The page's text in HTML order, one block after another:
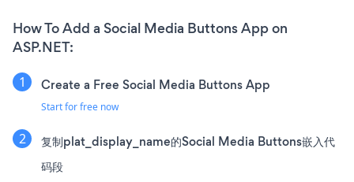
How To Add a Social Media Buttons App on
ASP.NET:
Create a Free Social Media Buttons App
Start for free now
复制plat_display_name的Social Media Buttons嵌入代
码段